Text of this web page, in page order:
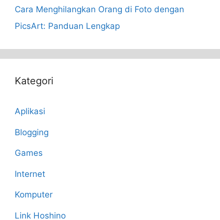
Cara Menghilangkan Orang di Foto dengan
PicsArt: Panduan Lengkap
Kategori
Aplikasi
Blogging
Games
Internet
Komputer
Link Hoshino